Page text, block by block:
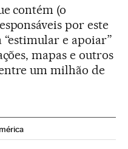
contém (o
por este
e apoiar”
mapas e outros
um milhão de